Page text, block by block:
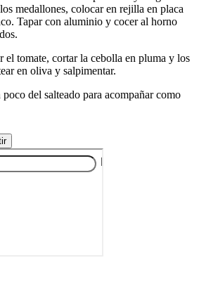
medallones, colocar en rejilla en placa
Tapar con aluminio y cocer al horno
el tomate, cortar la cebolla en pluma y los
en oliva y salpimentar.
poco del salteado para acompañar como